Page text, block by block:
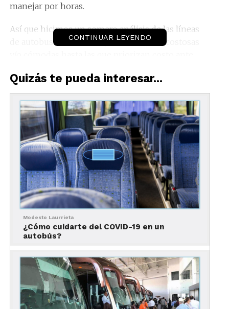
manejar por horas.
Así que hicimos un somero análisis de las líneas
de autobuses en México, desde las más costosas
peor de cada una, porque todas tienen sus ventajas
y sus desventajas.
México: lo bueno, lo malo y
lo feo
ETN
CONTINUAR LEYENDO
Quizás te pueda interesar...
Modesto Laurrieta
¿Cómo cuidarte del COVID-19 en un
autobús?